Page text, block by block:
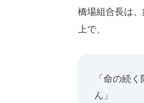
橋場組合長は
上で、
「命の続
ん」